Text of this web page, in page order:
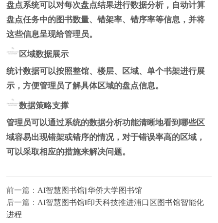
盘点系统可以对每次盘点结果进行数据分析，自动计算
盘点任务中的图书数量、错架率、错序率等信息，并将
这些信息呈现给管理员。
区域数据展示
统计数据可以按照整馆、楼层、区域、单个书架进行展
示，方便管理员了解具体区域的盘点信息。
数据策略支撑
管理员可以通过系统的数据分析功能清晰地看到哪些区
域容易出现错架或错序的情况，对于错误率高的区域，
可以采取相应的措施来解决问题。
前一篇： AI智慧图书馆||华侨大学图书馆
后一篇： AI智慧图书馆‖印天科技推进浦口区图书馆智能化
进程